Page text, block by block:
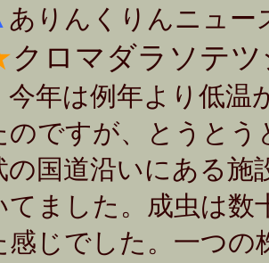
ありんくりんニュー
クロマダラソテ
今年は例年より低温
のですが、とうとう
の国道沿いにある施
てました。成虫は数
感じでした。一つの